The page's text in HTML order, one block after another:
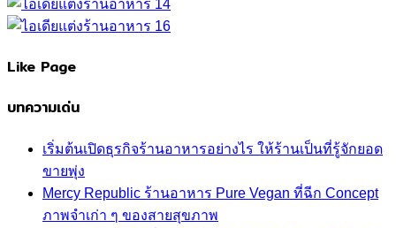
Like Page
บทความเด่น
เริ่มต้นเปิดธุรกิจร้านอาหารอย่างไร ให้ร้านเป็นที่รู้จักยอด
ขายพุ่ง
Mercy Republic ร้านอาหาร Pure Vegan ที่ฉีก Concept
ภาพจำเก่า ๆ ของสายสุขภาพ